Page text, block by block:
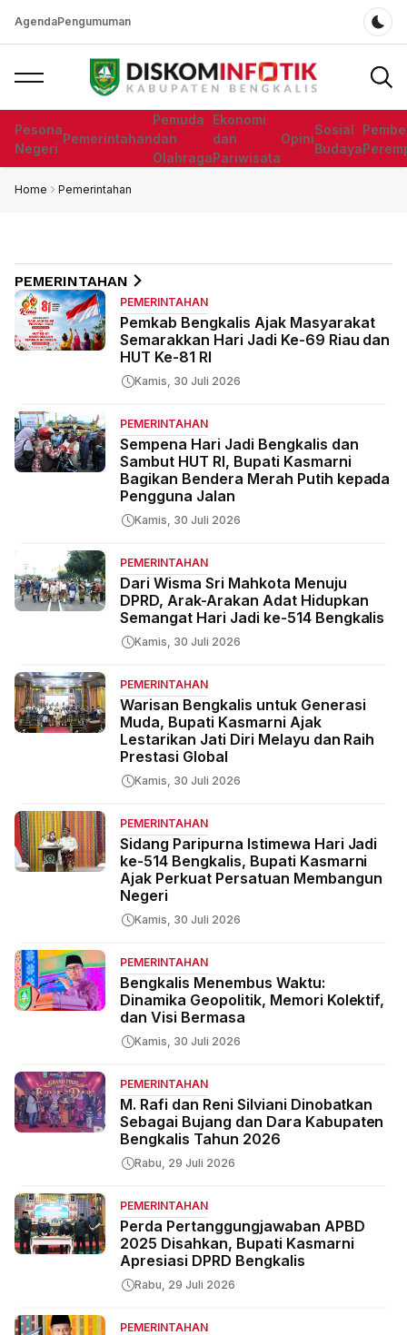
AgendaPengumuman
Pesona
Negeri
Pemerintahan
Pemuda
dan
Olahraga
Ekonomi
dan
Pariwisata
Opini
Sosial
Budaya
Home Pemerintahan
PEMERINTAHAN
PEMERINTAHAN
Pemkab Bengkalis Ajak Masyarakat
Semarakkan Hari Jadi Ke-69 Riau dan
HUT Ke-81 RI
Kamis, 30 Juli 2026
PEMERINTAHAN
Sempena Hari Jadi Bengkalis dan
Sambut HUT RI, Bupati Kasmarni
Bagikan Bendera Merah Putih kepada
Pengguna Jalan
Kamis, 30 Juli 2026
PEMERINTAHAN
Dari Wisma Sri Mahkota Menuju
DPRD, Arak-Arakan Adat Hidupkan
Semangat Hari Jadi ke-514 Bengkalis
Kamis, 30 Juli 2026
PEMERINTAHAN
Warisan Bengkalis untuk Generasi
Muda, Bupati Kasmarni Ajak
Lestarikan Jati Diri Melayu dan Raih
Prestasi Global
Kamis, 30 Juli 2026
PEMERINTAHAN
Sidang Paripurna Istimewa Hari Jadi
ke-514 Bengkalis, Bupati Kasmarni
Ajak Perkuat Persatuan Membangun
Negeri
Kamis, 30 Juli 2026
PEMERINTAHAN
Bengkalis Menembus Waktu:
Dinamika Geopolitik, Memori Kolektif,
dan Visi Bermasa
Kamis, 30 Juli 2026
PEMERINTAHAN
M. Rafi dan Reni Silviani Dinobatkan
Sebagai Bujang dan Dara Kabupaten
Bengkalis Tahun 2026
Rabu, 29 Juli 2026
PEMERINTAHAN
Perda Pertanggungjawaban APBD
2025 Disahkan, Bupati Kasmarni
Apresiasi DPRD Bengkalis
Rabu, 29 Juli 2026
PEMERINTAHAN